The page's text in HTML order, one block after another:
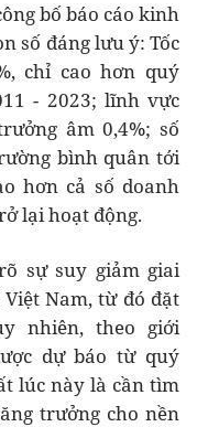
bố báo cáo kinh
số đáng lưu ý: Tốc
chỉ cao hơn quý
- 2023; lĩnh vực
âm 0,4%; số
bình quân tới
hơn cả số doanh
lại hoạt động.
sự suy giảm giai
Nam, từ đó đặt
nhiên, theo giới
dự báo từ quý
lúc này là cần tìm
trưởng cho nền